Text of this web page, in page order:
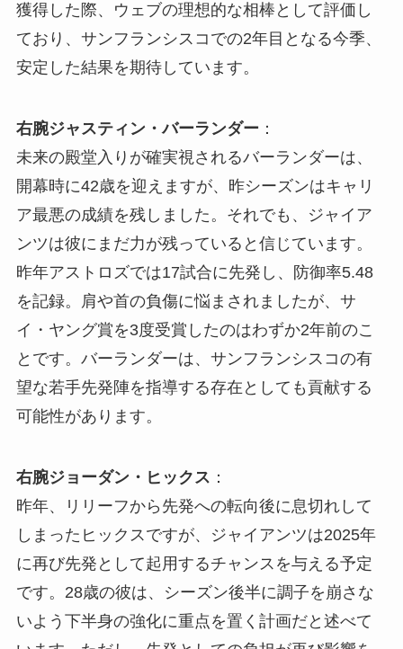
獲得した際、ウェブの理想的な相棒として評価し
ており、サンフランシスコでの2年目となる今季、
安定した結果を期待しています。
右腕ジャスティン・バーランダー ：
未来の殿堂入りが確実視されるバーランダーは、
開幕時に42歳を迎えますが、昨シーズンはキャリ
ア最悪の成績を残しました。それでも、ジャイア
ンツは彼にまだ力が残っていると信じています。
昨年アストロズでは17試合に先発し、防御率5.48
を記録。肩や首の負傷に悩まされましたが、サ
イ・ヤング賞を3度受賞したのはわずか2年前のこ
とです。バーランダーは、サンフランシスコの有
望な若手先発陣を指導する存在としても貢献する
可能性があります。
右腕ジョーダン・ヒックス ：
昨年、リリーフから先発への転向後に息切れして
しまったヒックスですが、ジャイアンツは2025年
に再び先発として起用するチャンスを与える予定
です。28歳の彼は、シーズン後半に調子を崩さな
いよう下半身の強化に重点を置く計画だと述べて